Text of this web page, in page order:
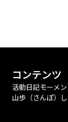
コンテンツ
活動日記モーメ
山歩（さんぽ）し